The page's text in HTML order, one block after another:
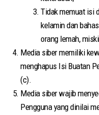
Tidak memuat isi
kelamin dan
orang lemah,
Media siber memiliki
menghapus Isi Buatan
(c).
Media siber wajib
Pengguna yang dinilai